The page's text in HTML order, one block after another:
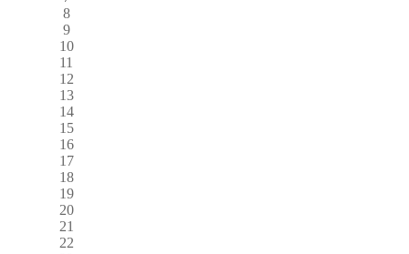
8
9
10
11
12
13
14
15
16
17
18
19
20
21
22